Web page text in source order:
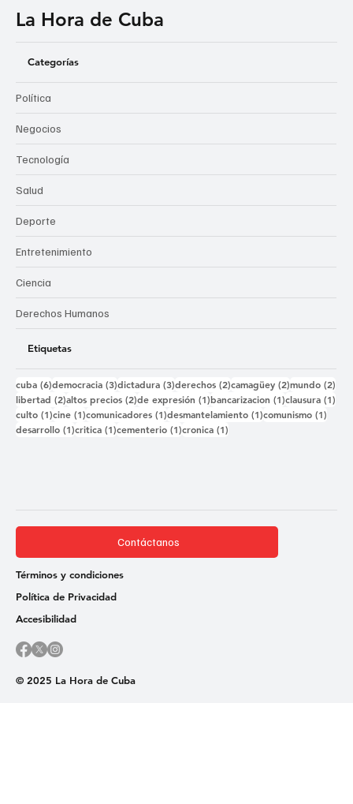
La Hora de Cuba
Categorías
Política
Negocios
Tecnología
Salud
Deporte
Entretenimiento
Ciencia
Derechos Humanos
Etiquetas
cuba (6)6 entradas
democracia (3)3 entradas
dictadura (3)3 entradas
derechos (2)2 entradas
camagüey (2)2 entradas
mundo (2)
libertad (2)2 entradas
altos precios (2)2 entradas
de expresión (1)1 entrada
bancarizacion (1)1 entrada
clausura (1)
culto (1)1 entrada
cine (1)1 entrada
comunicadores (1)1 entrada
desmantelamiento (1)1 entrada
comunismo (1)
desarrollo (1)1 entrada
critica (1)1 entrada
cementerio (1)1 entrada
cronica (1)
© 2025 La Hora de Cuba
Contáctanos
Términos y condiciones
Política de Privacidad
Accesibilidad